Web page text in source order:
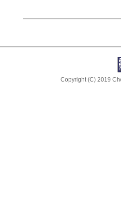
Copyright (C) 2019